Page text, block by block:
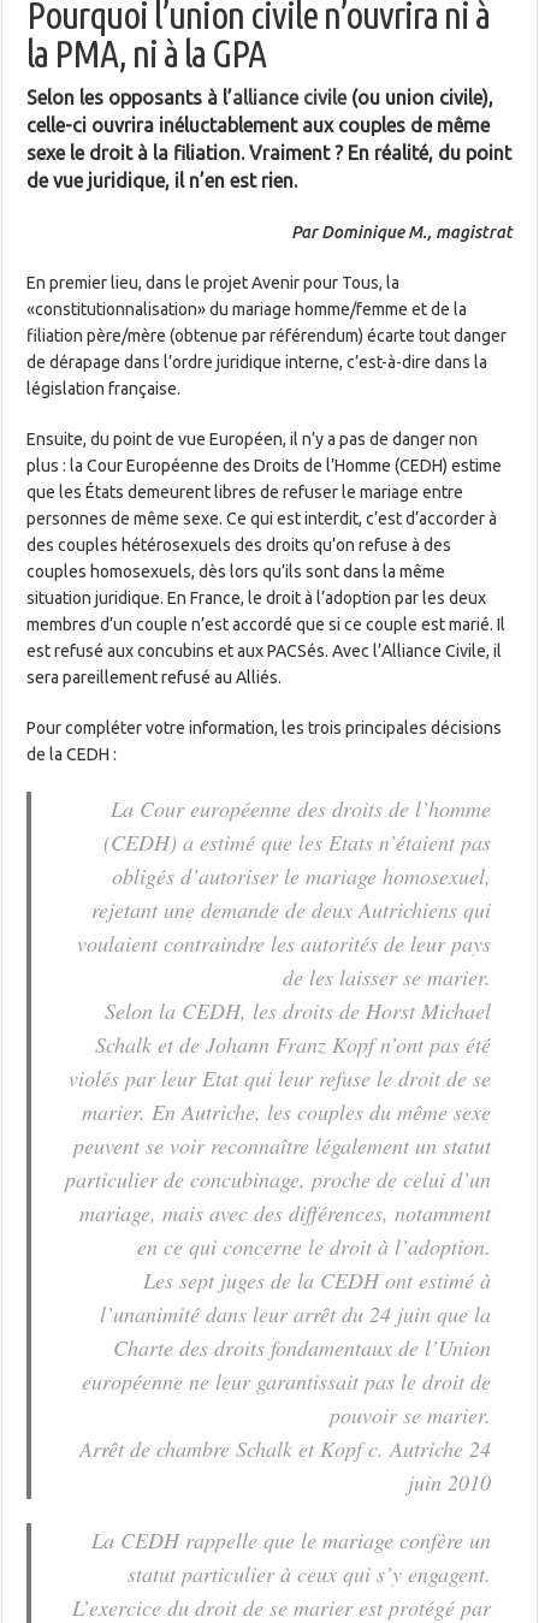
Pourquoi l’union civile n’ouvrira ni à
la PMA, ni à la GPA
Selon les opposants à l’alliance civile(ou union civile),
celle-ci ouvrira inéluctablement aux couples de même
sexe le droit à la filiation. Vraiment ? En réalité, du point
de vue juridique, il n’en est rien.
Par Dominique M., magistrat
En premier lieu, dans le projet Avenir pour Tous, la
«constitutionnalisation» du mariage homme/femme et de la
filiation père/mère (obtenue par référendum) écarte tout danger
de dérapage dans l’ordre juridique interne, c’est-à-dire dans la
législation française.
Ensuite, du point de vue Européen, il n’y a pas de danger non
plus : la Cour Européenne des Droits de l’Homme (CEDH) estime
que les États demeurent libres de refuser le mariage entre
personnes de même sexe. Ce qui est interdit, c’est d’accorder à
des couples hétérosexuels des droits qu’on refuse à des
couples homosexuels, dès lors qu’ils sont dans la même
situation juridique. En France, le droit à l’adoption par les deux
membres d’un couple n’est accordé que si ce couple est marié. Il
est refusé aux concubins et aux PACSés. Avec l’Alliance Civile, il
sera pareillement refusé au Alliés.
Pour compléter votre information, les trois principales décisions
de la CEDH :
La Cour européenne des droits de l’homme
(CEDH) a estimé que les Etats n’étaient pas
obligés d’autoriser le mariage homosexuel,
rejetant une demande de deux Autrichiens qui
voulaient contraindre les autorités de leur pays
de les laisser se marier.
Selon la CEDH, les droits de Horst Michael
Schalk et de Johann Franz Kopf n’ont pas été
violés par leur Etat qui leur refuse le droit de se
marier. En Autriche, les couples du même sexe
peuvent se voir reconnaître légalement un statut
particulier de concubinage, proche de celui d’un
mariage, mais avec des différences, notamment
en ce qui concerne le droit à l’adoption.
Les sept juges de la CEDH ont estimé à
l’unanimité dans leur arrêt du 24 juin que la
Charte des droits fondamentaux de l’Union
européenne ne leur garantissait pas le droit de
pouvoir se marier.
Arrêt de chambre Schalk et Kopf c. Autriche 24
juin 2010
La CEDH rappelle que le mariage confère un
statut particulier à ceux qui s’y engagent.
L’exercice du droit de se marier est protégé par